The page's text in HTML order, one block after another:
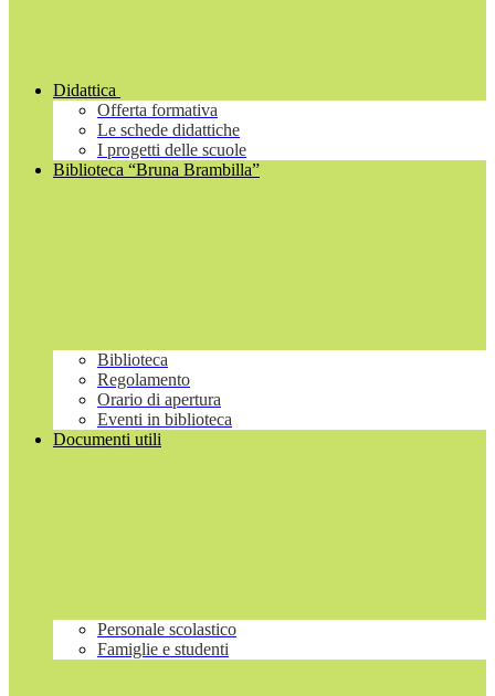
Didattica
Offerta formativa
Le schede didattiche
I progetti delle scuole
Biblioteca “Bruna Brambilla”
Biblioteca
Regolamento
Orario di apertura
Eventi in biblioteca
Documenti utili
Personale scolastico
Famiglie e studenti